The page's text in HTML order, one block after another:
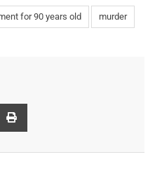
for 90 years old murder